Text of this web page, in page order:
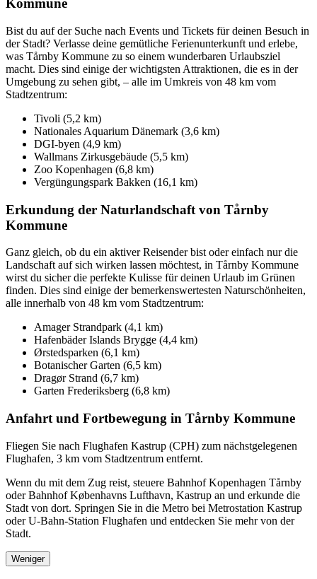
Kommune
Bist du auf der Suche nach Events und Tickets für deinen Besuch in
der Stadt? Verlasse deine gemütliche Ferienunterkunft und erlebe,
was Tårnby Kommune zu so einem wunderbaren Urlaubsziel
macht. Dies sind einige der wichtigsten Attraktionen, die es in der
Umgebung zu sehen gibt, – alle im Umkreis von 48 km vom
Stadtzentrum:
Tivoli (5,2 km)
Nationales Aquarium Dänemark (3,6 km)
DGI-byen (4,9 km)
Wallmans Zirkusgebäude (5,5 km)
Zoo Kopenhagen (6,8 km)
Vergüngungspark Bakken (16,1 km)
Erkundung der Naturlandschaft von Tårnby
Kommune
Ganz gleich, ob du ein aktiver Reisender bist oder einfach nur die
Landschaft auf sich wirken lassen möchtest, in Tårnby Kommune
wirst du sicher die perfekte Kulisse für deinen Urlaub im Grünen
finden. Dies sind einige der bemerkenswertesten Naturschönheiten,
alle innerhalb von 48 km vom Stadtzentrum:
Amager Strandpark (4,1 km)
Hafenbäder Islands Brygge (4,4 km)
Ørstedsparken (6,1 km)
Botanischer Garten (6,5 km)
Dragør Strand (6,7 km)
Garten Frederiksberg (6,8 km)
Anfahrt und Fortbewegung in Tårnby Kommune
Fliegen Sie nach Flughafen Kastrup (CPH) zum nächstgelegenen
Flughafen, 3 km vom Stadtzentrum entfernt.
Wenn du mit dem Zug reist, steuere Bahnhof Kopenhagen Tårnby
oder Bahnhof Københavns Lufthavn, Kastrup an und erkunde die
Stadt von dort. Springen Sie in die Metro bei Metrostation Kastrup
oder U-Bahn-Station Flughafen und entdecken Sie mehr von der
Stadt.
Weniger